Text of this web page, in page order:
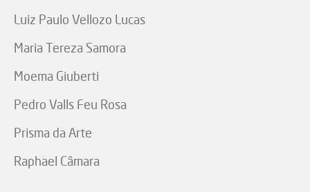
Luiz Paulo Vellozo Lucas
Maria Tereza Samora
Moema Giuberti
Pedro Valls Feu Rosa
Prisma da Arte
Raphael Câmara